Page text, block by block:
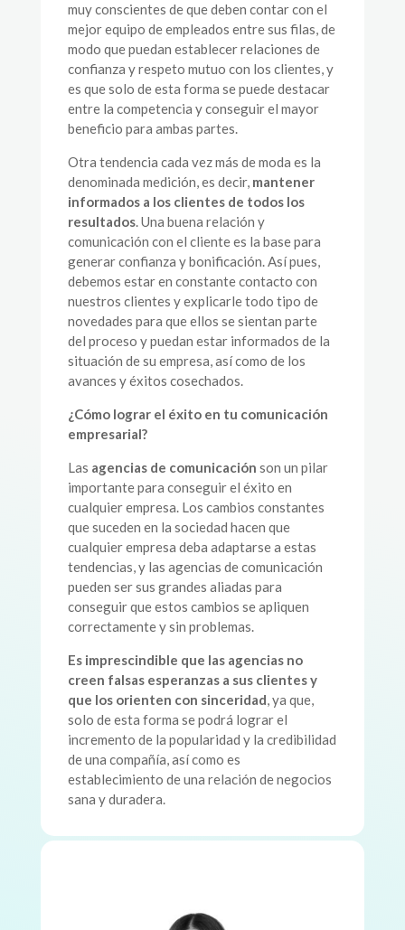
muy conscientes de que deben contar con el
mejor equipo de empleados entre sus filas, de
modo que puedan establecer relaciones de
confianza y respeto mutuo con los clientes, y
es que solo de esta forma se puede destacar
entre la competencia y conseguir el mayor
beneficio para ambas partes.
Otra tendencia cada vez más de moda es la
denominada medición, es decir, mantener
informados a los clientes de todos los
resultados. Una buena relación y
comunicación con el cliente es la base para
generar confianza y bonificación. Así pues,
debemos estar en constante contacto con
nuestros clientes y explicarle todo tipo de
novedades para que ellos se sientan parte
del proceso y puedan estar informados de la
situación de su empresa, así como de los
avances y éxitos cosechados.
¿Cómo lograr el éxito en tu comunicación
empresarial?
Las agencias de comunicación son un pilar
importante para conseguir el éxito en
cualquier empresa. Los cambios constantes
que suceden en la sociedad hacen que
cualquier empresa deba adaptarse a estas
tendencias, y las agencias de comunicación
pueden ser sus grandes aliadas para
conseguir que estos cambios se apliquen
correctamente y sin problemas.
Es imprescindible que las agencias no
creen falsas esperanzas a sus clientes y
que los orienten con sinceridad, ya que,
solo de esta forma se podrá lograr el
incremento de la popularidad y la credibilidad
de una compañía, así como es
establecimiento de una relación de negocios
sana y duradera.